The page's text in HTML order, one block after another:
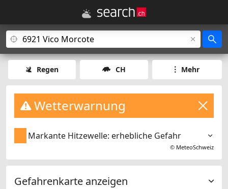
Regen CH Mehr
Wetterwarnung
Markante Hitzewelle: erhebliche Gefahr
© MeteoSchweiz
Gefahrenkarte anzeigen